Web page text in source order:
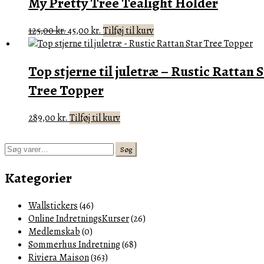
179,00 kr..59,00 kr..
125,00kr.Den
oprindelige
var:
125,00 kr..
45,00kr. Den
aktuelle
er:
45,00 kr..
Tilføj til kurv
Top stjerne til juletræ – Rustic Rattan
Tree Topper
289,00kr. Tilføj til kurv
Søg
Søg
Kategorier
Wallstickers(46)
Online IndretningsKurser(26)
Medlemskab(0)
Sommerhus Indretning(68)
Riviera Maison(363)